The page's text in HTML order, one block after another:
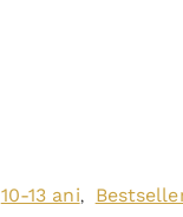
10-13 ani,